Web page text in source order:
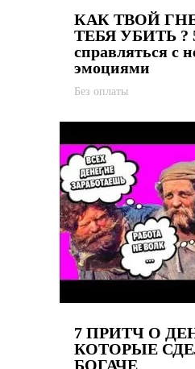
КАК ТВОЙ
ТЕБЯ УБИТЬ ? 5
справляться с
эмоциями
Без оплаты
7 ПРИТЧ О
КОТОРЫЕ
БОГАЧЕ